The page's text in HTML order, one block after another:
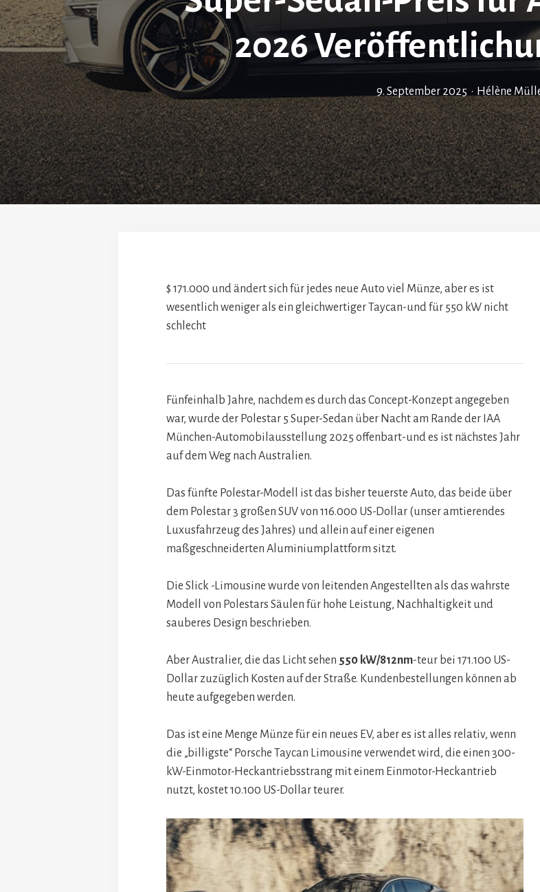
2026
9. September 2025 • Hélène
$ 171.000 und ändert sich für jedes neue Auto viel Münze, aber es ist
wesentlich weniger als ein gleichwertiger Taycan-und für 550 kW nicht
schlecht
Fünfeinhalb Jahre, nachdem es durch das Concept-Konzept angegeben
war, wurde der Polestar 5 Super-Sedan über Nacht am Rande der IAA
München-Automobilausstellung 2025 offenbart-und es ist nächstes Jahr
auf dem Weg nach Australien.
Das fünfte Polestar-Modell ist das bisher teuerste Auto, das beide über
dem Polestar 3 großen SUV von 116.000 US-Dollar (unser amtierendes
Luxusfahrzeug des Jahres) und allein auf einer eigenen
maßgeschneiderten Aluminiumplattform sitzt.
Die Slick -Limousine wurde von leitenden Angestellten als das wahrste
Modell von Polestars Säulen für hohe Leistung, Nachhaltigkeit und
sauberes Design beschrieben.
Aber Australier, die das Licht sehen 550 kW/812nm-teur bei 171.100 US-
Dollar zuzüglich Kosten auf der Straße. Kundenbestellungen können ab
heute aufgegeben werden.
Das ist eine Menge Münze für ein neues EV, aber es ist alles relativ, wenn
die „billigste“ Porsche Taycan Limousine verwendet wird, die einen 300-
kW-Einmotor-Heckantriebsstrang mit einem Einmotor-Heckantrieb
nutzt, kostet 10.100 US-Dollar teurer.